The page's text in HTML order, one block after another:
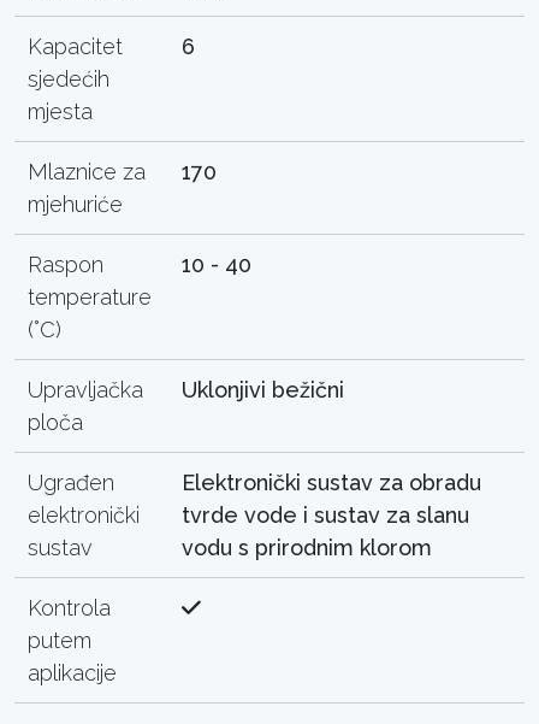
Kapacitet
sjedećih
mjesta
6
Mlaznice za
mjehuriće
170
Raspon
temperature
(°C)
10 - 40
Upravljačka
ploča
Uklonjivi bežični
Ugrađen
elektronički
sustav
Elektronički sustav za obradu
tvrde vode i sustav za slanu
vodu s prirodnim klorom
Kontrola
putem
aplikacije